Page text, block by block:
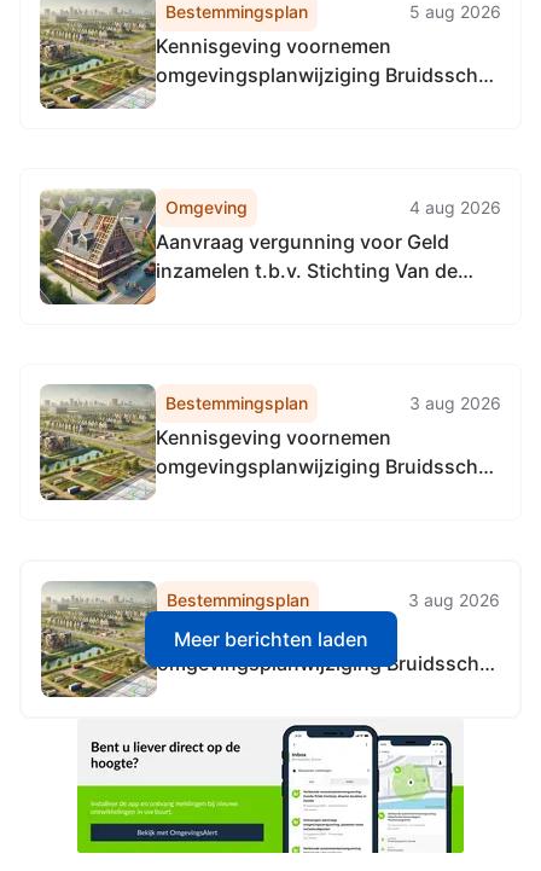
Bestemmingsplan 5 aug 2026
Kennisgeving voornemen
omgevingsplanwijziging Bruidsschat
Omgeving 4 aug 2026
Aanvraag vergunning voor Geld
inzamelen t.b.v. Stichting Van de
Bestemmingsplan 3 aug 2026
Kennisgeving voornemen
omgevingsplanwijziging Bruidsschat
Bestemmingsplan 3 aug 2026
Kennisgeving voornemen
omgevingsplanwijziging Bruidsschat
Meer berichten laden